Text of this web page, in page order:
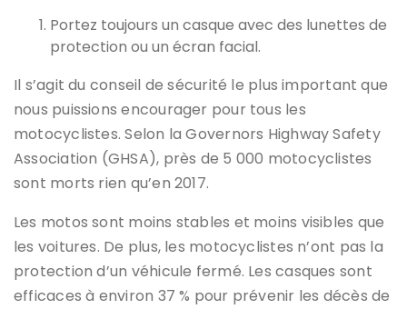
Portez toujours un casque avec des lunettes de
protection ou un écran facial.
Il s’agit du conseil de sécurité le plus important que
nous puissions encourager pour tous les
motocyclistes. Selon la Governors Highway Safety
Association (GHSA), près de 5 000 motocyclistes
sont morts rien qu’en 2017.
Les motos sont moins stables et moins visibles que
les voitures. De plus, les motocyclistes n’ont pas la
protection d’un véhicule fermé. Les casques sont
efficaces à environ 37 % pour prévenir les décès de